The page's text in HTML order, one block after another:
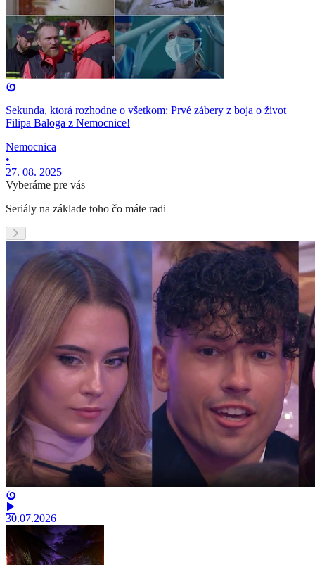
Sekunda, ktorá rozhodne o všetkom: Prvé zábery z boja o život
Filipa Baloga z Nemocnice!
Nemocnica
•
27. 08. 2025
Vyberáme pre vás
Seriály na základe toho čo máte radi
30.07.2026